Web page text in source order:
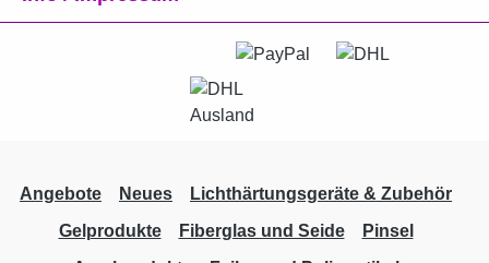
Angebote Neues
Lichthärtungsgeräte & Zubehör
Gelprodukte
Fiberglas und Seide
Pinsel